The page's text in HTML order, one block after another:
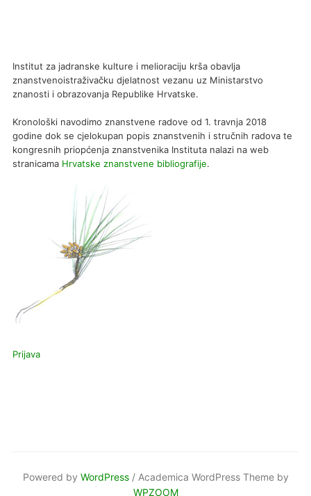
Institut za jadranske kulture i melioraciju krša obavlja
znanstvenoistraživačku djelatnost vezanu uz Ministarstvo
znanosti i obrazovanja Republike Hrvatske.
Kronološki navodimo znanstvene radove od 1. travnja 2018
godine dok se cjelokupan popis znanstvenih i stručnih radova te
kongresnih priopćenja znanstvenika Instituta nalazi na web
stranicama Hrvatske znanstvene bibliografije.
Prijava
Powered by WordPress/ Academica WordPress Theme by
WPZOOM